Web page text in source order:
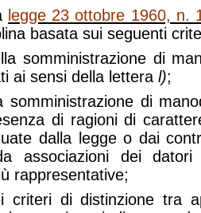
legge 23 ottobre 1960, n.
basata sui seguenti
somministrazione di
ai sensi della lettera l);
somministrazione di
di ragioni di
dalla legge o dai
associazioni dei
rappresentative;
criteri di distinzione tra